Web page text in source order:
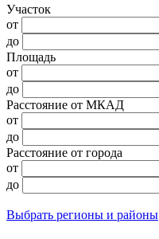
Участок
от
до
Площадь
от
до
Расстояние от МКАД
от
до
Расстояние от города
от
до
Выбрать регионы и районы